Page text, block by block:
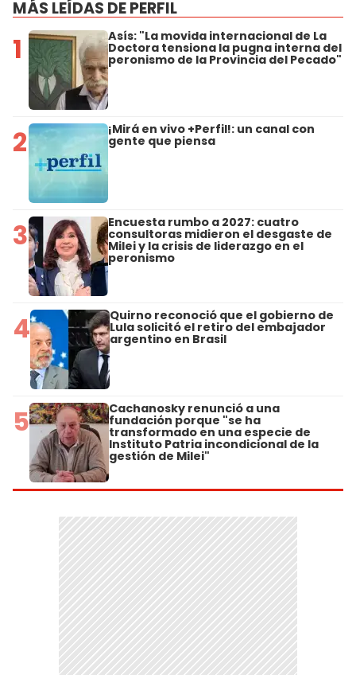
MÁS LEÍDAS DE PERFIL
1 Asís: "La movida internacional de La
Doctora tensiona la pugna interna del
peronismo de la Provincia del Pecado"
2 ¡Mirá en vivo +Perfil!: un canal con
gente que piensa
3 Encuesta rumbo a 2027: cuatro
consultoras midieron el desgaste de
Milei y la crisis de liderazgo en el
peronismo
4 Quirno reconoció que el gobierno de
Lula solicitó el retiro del embajador
argentino en Brasil
5 Cachanosky renunció a una
fundación porque "se ha
transformado en una especie de
Instituto Patria incondicional de la
gestión de Milei"